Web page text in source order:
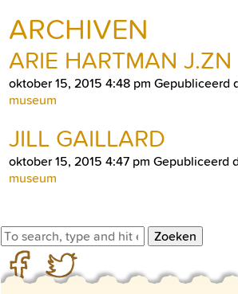
ARCHIVEN
ARIE HARTMAN J.ZN
oktober 15, 2015 4:48 pm Gepubliceerd
museum
JILL GAILLARD
oktober 15, 2015 4:47 pm Gepubliceerd
museum
Zoeken